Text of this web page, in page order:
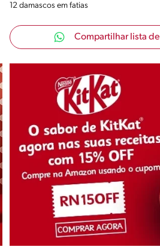
12 damascos em fatias
Compartilhar lista